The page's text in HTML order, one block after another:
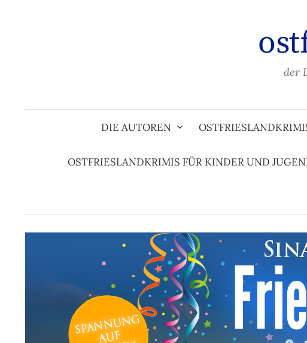
der
DIE AUTOREN
OSTFRIESLANDKRIMIS FÜR KINDER UND